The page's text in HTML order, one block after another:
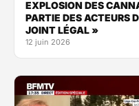
EXPLOSION DES
PARTIE DES ACTEURS
JOINT LÉGAL »
12 juin 2026